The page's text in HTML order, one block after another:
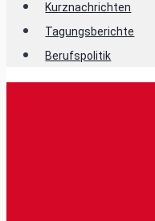
Kurznachrichten
Tagungsberichte
Berufspolitik